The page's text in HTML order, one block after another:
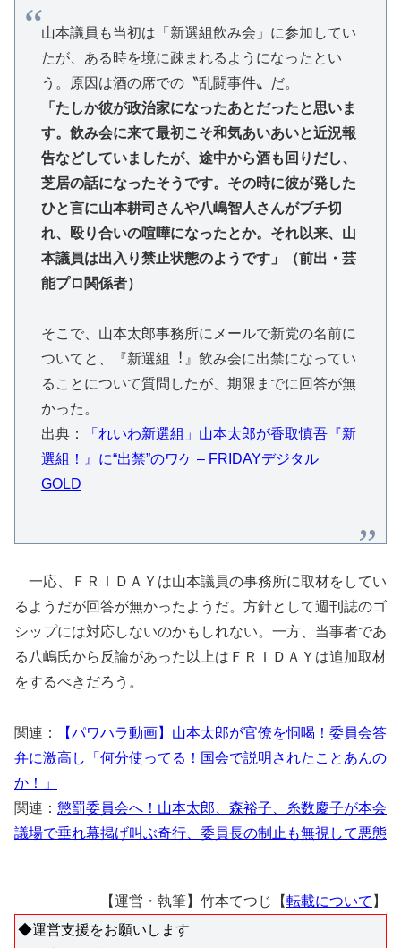
⼭本議員も当初は「新選組飲み会」に参加してい
たが、ある時を境に疎まれるようになったとい
う。原因は酒の席での〝乱闘事件〟だ。
「たしか彼が政治家になったあとだったと思いま
す。飲み会に来て最初こそ和気あいあいと近況報
告などしていましたが、途中から酒も回りだし、
芝居の話になったそうです。その時に彼が発した
ひと⾔に⼭本耕司さんや⼋嶋智⼈さんがブチ切
れ、殴り合いの喧嘩になったとか。それ以来、⼭
本議員は出⼊り禁⽌状態のようです」（前出・芸
能プロ関係者）
そこで、⼭本太郎事務所にメールで新党の名前に
ついてと、『新選組︕』飲み会に出禁になってい
ることについて質問したが、期限までに回答が無
かった。
出典：
「れいわ新選組」山本太郎が香取慎吾『新
選組！』に“出禁”のワケ – FRIDAYデジタル
GOLD
一応、ＦＲＩＤＡＹは山本議員の事務所に取材をしてい
るようだが回答が無かったようだ。方針として週刊誌のゴ
シップには対応しないのかもしれない。一方、当事者であ
る八嶋氏から反論があった以上はＦＲＩＤＡＹは追加取材
をするべきだろう。
関連：
【パワハラ動画】山本太郎が官僚を恫喝！委員会答
弁に激高し「何分使ってる！国会で説明されたことあんの
か！」
関連： 懲罰委員会へ！山本太郎、森裕子、糸数慶子が本会
議場で垂れ幕掲げ叫ぶ奇行、委員長の制止も無視して悪態
【運営・執筆】竹本てつじ【転載について 】
◆運営支援をお願いします